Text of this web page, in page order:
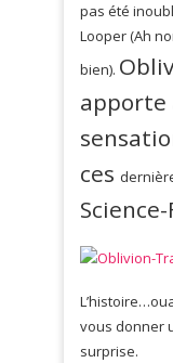
pas été
Looper (Ah
bien).
ces
vous donner
surprise.